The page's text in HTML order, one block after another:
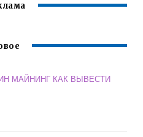
МАЙНИНГ КАК ВЫВЕСТИ